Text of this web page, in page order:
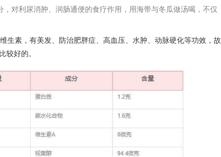
对利尿消肿、润肠通便的食疗作用，用海带与冬瓜做汤喝，不仅
生素，有美发、防治肥胖症、高血压、水肿、动脉硬化等功效，故
较好的。